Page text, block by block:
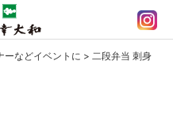
ーなどイベントに > 二段弁当 刺身